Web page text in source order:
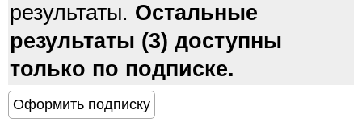
результаты. Остальные
результаты (3) доступны
только по подписке.